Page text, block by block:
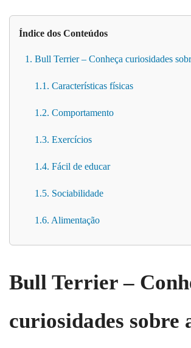
Índice dos Conteúdos
1. Bull Terrier – Conheça curiosidades
1.1. Características físicas
1.2. Comportamento
1.3. Exercícios
1.4. Fácil de educar
1.5. Sociabilidade
1.6. Alimentação
Bull Terrier –
curiosidades sobre